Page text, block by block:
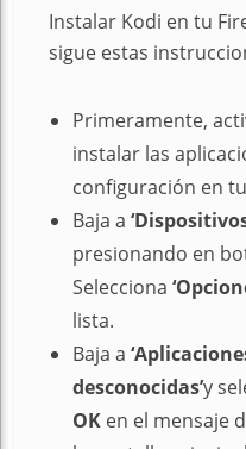
Instalar Kodi en tu
sigue estas
Primeramente,
instalar las
configuración en
Baja a
presionando en
Selecciona
lista.
Baja a
desconocidas’y
OK en el mensaje